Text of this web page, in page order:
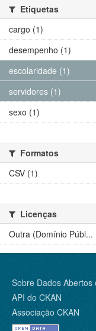
Etiquetas
cargo (1)
desempenho (1)
escolaridade (1)
servidores (1)
sexo (1)
Formatos
CSV (1)
Licenças
Outra (Domínio Públ...
Sobre Dados Abertos
API do CKAN
Associação CKAN